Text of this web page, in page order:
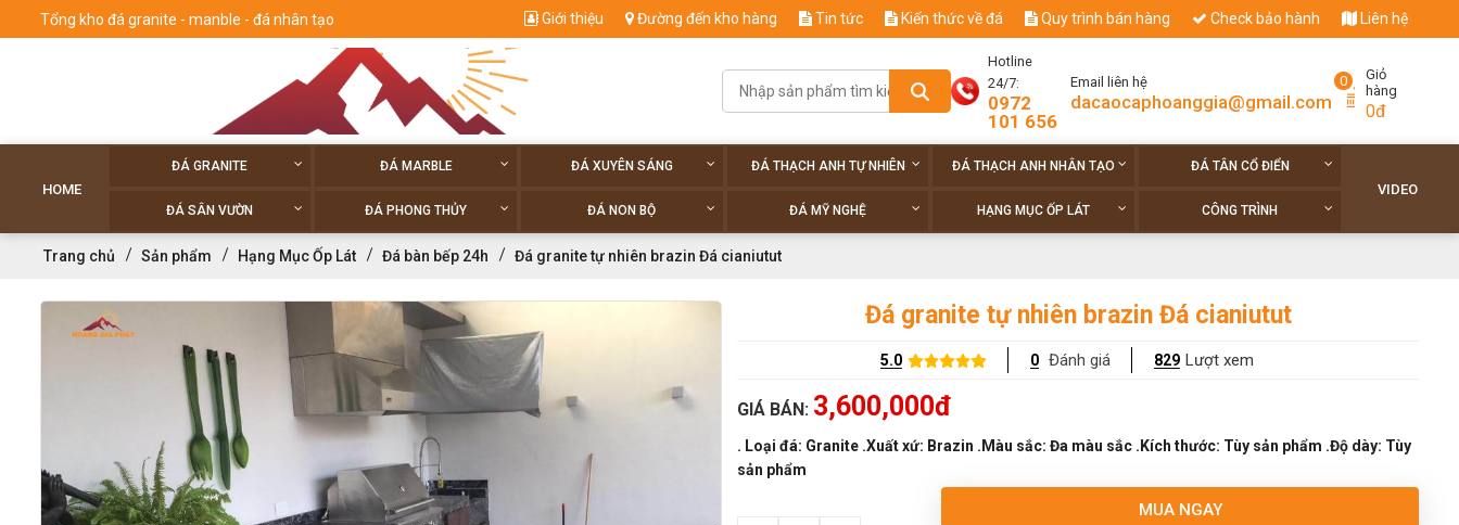
Tổng kho đá granite - manble - đá nhân tạo Giới thiệu Đường đến kho hàng Tin tức Kiến thức về đá Quy trình bán hàng Check bảo hành Liên hệ
Hotline
24/7:
0972
101 656
Email liên hệ
dacaocaphoanggia@gmail.com
0
Giỏ
hàng
0đ
HOME
ĐÁ GRANITE ĐÁ MARBLE ĐÁ XUYÊN SÁNG ĐÁ THẠCH ANH TỰ NHIÊN ĐÁ THẠCH ANH NHÂN TẠO ĐÁ TÂN CỔ ĐIỂN
ĐÁ SÂN VƯỜN ĐÁ PHONG THỦY ĐÁ NON BỘ ĐÁ MỸ NGHỆ HẠNG MỤC ỐP LÁT CÔNG TRÌNH
VIDEO
Trang chủ Sản phẩm Hạng Mục Ốp Lát Đá bàn bếp 24h Đá granite tự nhiên brazin Đá cianiutut
Đá granite tự nhiên brazin Đá cianiutut
5.0 0 Đánh giá 829 Lượt xem
GIÁ BÁN: 3,600,000đ
. Loại đá: Granite .Xuất xứ: Brazin .Màu sắc: Đa màu sắc .Kích thước: Tùy sản phẩm .Độ dày: Tùy
sản phẩm
MUA NGAY